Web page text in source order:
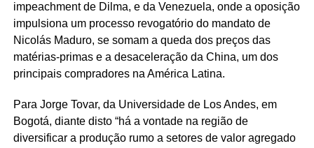
impeachment de Dilma, e da Venezuela, onde a oposição
impulsiona um processo revogatório do mandato de
Nicolás Maduro, se somam a queda dos preços das
matérias-primas e a desaceleração da China, um dos
principais compradores na América Latina.
Para Jorge Tovar, da Universidade de Los Andes, em
Bogotá, diante disto “há a vontade na região de
diversificar a produção rumo a setores de valor agregado